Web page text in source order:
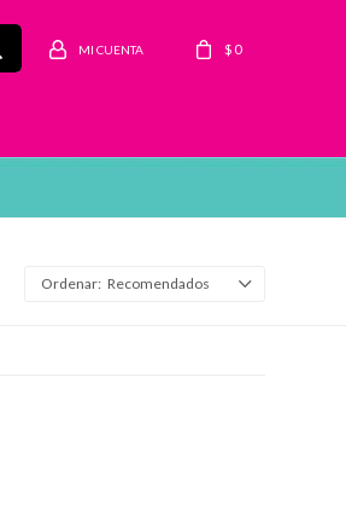
$ 0
Recomendados